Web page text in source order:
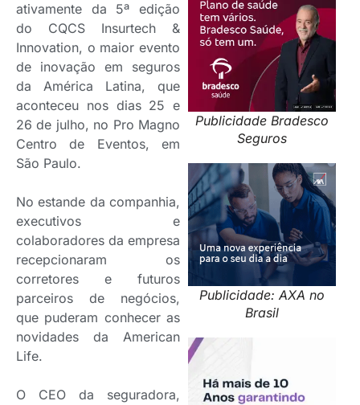
Publicidade Bradesco
Seguros
Publicidade: AXA no
Brasil
ativamente da 5ª edição
do CQCS Insurtech &
Innovation, o maior evento
de inovação em seguros
da América Latina, que
aconteceu nos dias 25 e
26 de julho, no Pro Magno
Centro de Eventos, em
São Paulo.
No estande da companhia,
executivos e
colaboradores da empresa
recepcionaram os
corretores e futuros
parceiros de negócios,
que puderam conhecer as
novidades da American
Life.
O CEO da seguradora,